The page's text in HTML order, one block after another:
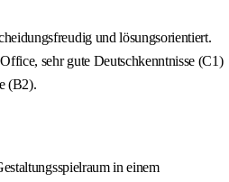
und lösungsorientiert.
sehr gute Deutschkenntnisse (C1)
(B2).
in einem